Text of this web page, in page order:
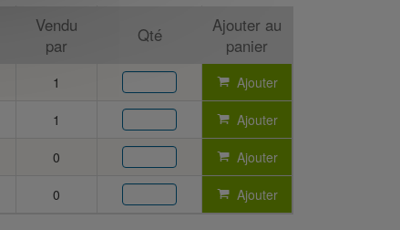
Vendu
par
Qté
Ajouter au
panier
1 Ajouter
1 Ajouter
0 Ajouter
0 Ajouter